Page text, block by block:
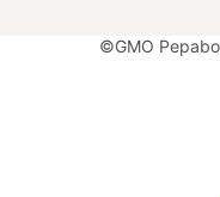
©GMO